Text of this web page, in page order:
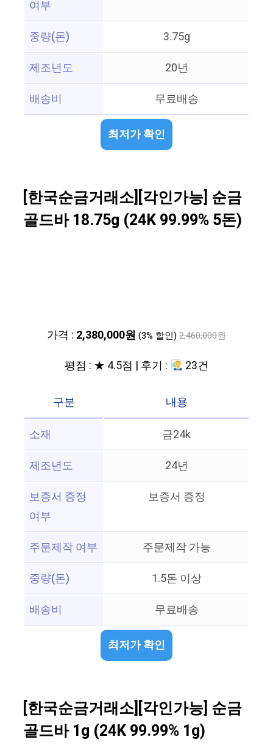
여부
중량(돈)
3.75g
제조년도
20년
배송비
무료배송
최저가 확인
[한국순금거래소][각인가능] 순금
골드바 18.75g (24K 99.99% 5돈)
가격 : 2,380,000원 (3% 할인) 2,460,000원
평점 : ★ 4.5점 | 후기 : 23건
구분
내용
소재
금24k
제조년도
24년
보증서 증정
여부
보증서 증정
주문제작 여부
주문제작 가능
중량(돈)
1.5돈 이상
배송비
무료배송
최저가 확인
[한국순금거래소][각인가능] 순금
골드바 1g (24K 99.99% 1g)